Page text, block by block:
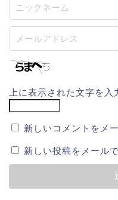
上に表示された文字を入
新しいコメントをメ
新しい投稿をメール